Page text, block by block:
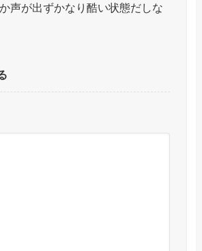
声が出ずかなり酷い状態だしな